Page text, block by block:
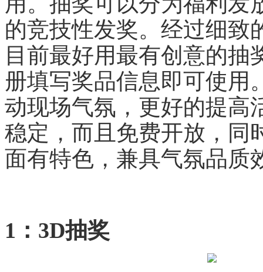
的竞技性发奖。经过细致
目前最好用最有创意的抽
册填写奖品信息即可使用
动现场气氛，更好的提高
稳定，而且免费开放，同
面有特色，兼具气氛品质
1：3D抽奖